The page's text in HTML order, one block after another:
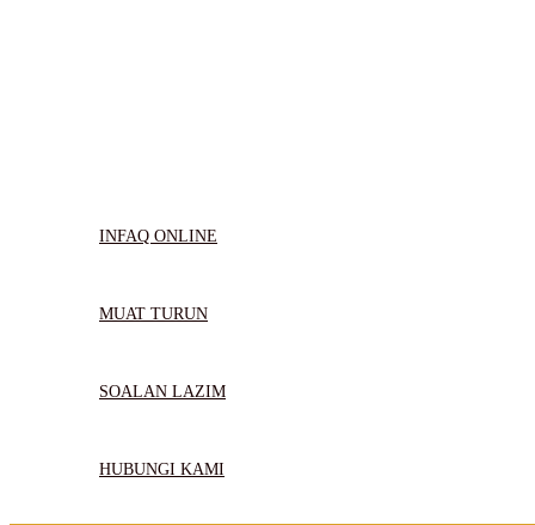
INFAQ ONLINE
MUAT TURUN
SOALAN LAZIM
HUBUNGI KAMI